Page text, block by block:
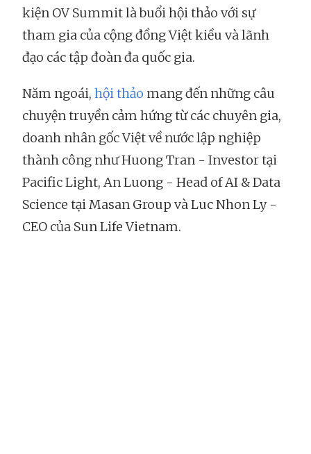
kiện OV Summit là buổi hội thảo với sự
tham gia của cộng đồng Việt kiều và lãnh
đạo các tập đoàn đa quốc gia.
Năm ngoái, hội thảo mang đến những câu
chuyện truyền cảm hứng từ các chuyên gia,
doanh nhân gốc Việt về nước lập nghiệp
thành công như Huong Tran - Investor tại
Pacific Light, An Luong - Head of AI & Data
Science tại Masan Group và Luc Nhon Ly -
CEO của Sun Life Vietnam.